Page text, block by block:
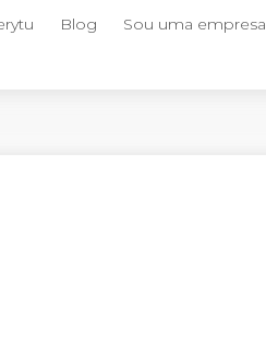
Blog Sou uma empresa